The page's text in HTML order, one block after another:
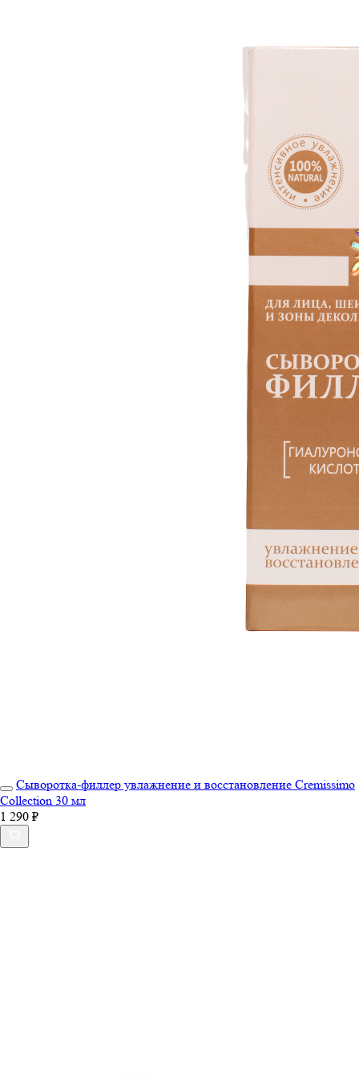
Сыворотка-филлер увлажнение и восстановление Cremissimo
Collection 30 мл
1 290 ₽